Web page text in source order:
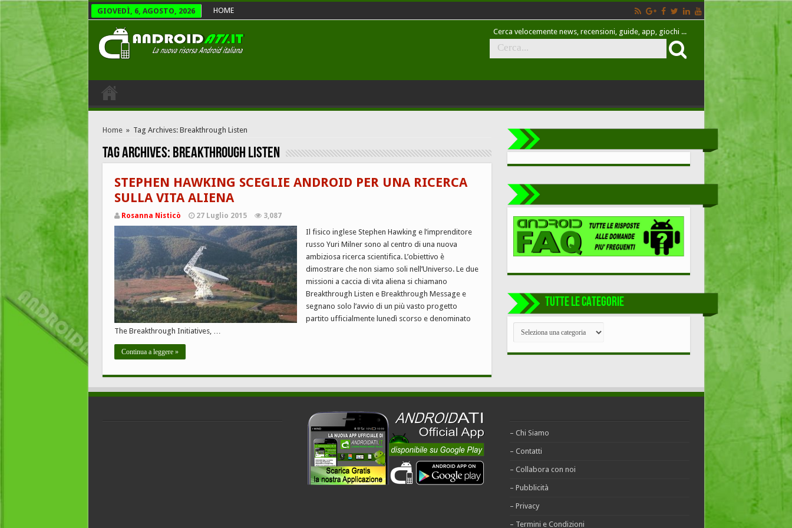
GIOVEDÌ, 6, AGOSTO, 2026 HOME
Cerca velocemente news, recensioni, guide, app, giochi ...
Home » Tag Archives: Breakthrough Listen
Tag Archives: Breakthrough Listen
STEPHEN HAWKING SCEGLIE ANDROID PER UNA RICERCA
SULLA VITA ALIENA
Rosanna Nisticò 27 Luglio 2015 3,087
Il fisico inglese Stephen Hawking e l’imprenditore
russo Yuri Milner sono al centro di una nuova
ambiziosa ricerca scientifica. L’obiettivo è
dimostrare che non siamo soli nell’Universo. Le due
missioni a caccia di vita aliena si chiamano
Breakthrough Listen e Breakthrough Message e
segnano solo l’avvio di un più vasto progetto
partito ufficialmente lunedì scorso e denominato
The Breakthrough Initiatives, …
Continua a leggere »
TUTTE LE CATEGORIE
TUTTE
CATEGORIE
– Chi Siamo
– Contatti
– Collabora con noi
– Pubblicità
– Privacy
– Termini e Condizioni